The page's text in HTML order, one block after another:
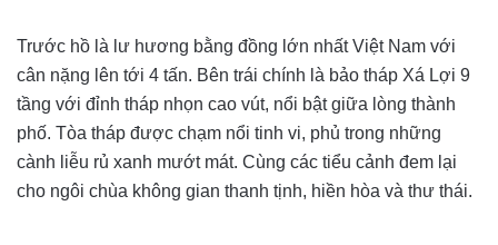
Trước hồ là lư hương bằng đồng lớn nhất Việt Nam với
cân nặng lên tới 4 tấn. Bên trái chính là bảo tháp Xá Lợi 9
tầng với đỉnh tháp nhọn cao vút, nổi bật giữa lòng thành
phố. Tòa tháp được chạm nổi tinh vi, phủ trong những
cành liễu rủ xanh mướt mát. Cùng các tiểu cảnh đem lại
cho ngôi chùa không gian thanh tịnh, hiền hòa và thư thái.